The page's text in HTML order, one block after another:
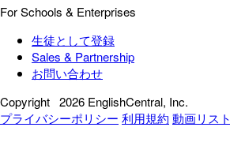
For Schools & Enterprises
生徒として登録
Sales & Partnership
お問い合わせ
Copyright 2026 EnglishCentral, Inc.
プライバシーポリシー 利用規約 動画リスト